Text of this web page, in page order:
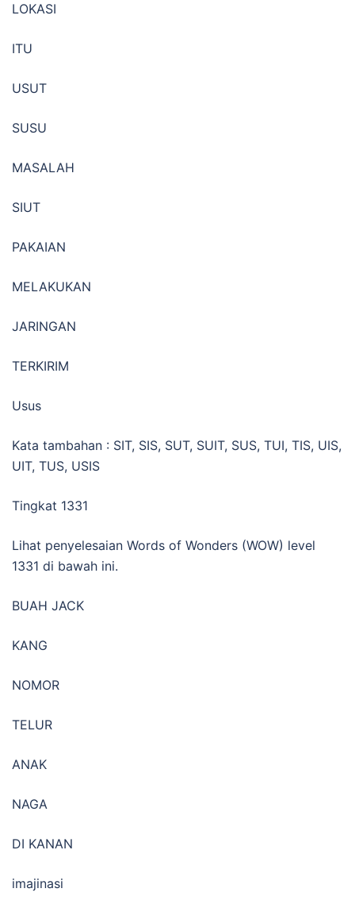
LOKASI
ITU
USUT
SUSU
MASALAH
SIUT
PAKAIAN
MELAKUKAN
JARINGAN
TERKIRIM
Usus
Kata tambahan : SIT, SIS, SUT, SUIT, SUS, TUI, TIS, UIS,
UIT, TUS, USIS
Tingkat 1331
Lihat penyelesaian Words of Wonders (WOW) level
1331 di bawah ini.
BUAH JACK
KANG
NOMOR
TELUR
ANAK
NAGA
DI KANAN
imajinasi